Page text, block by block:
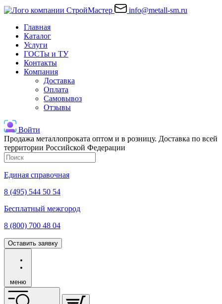
info@metall-sm.ru
Главная
Каталог
Услуги
ГОСТы и ТУ
Контакты
Компания
Доставка
Оплата
Самовывоз
Отзывы
Войти
Продажа металлопроката оптом и в розницу. Доставка по всей
территории Российской Федерации
Единая справочная
8 (495) 544 50 54
Бесплатный межгород
8 (800) 700 48 04
Оставить заявку
меню